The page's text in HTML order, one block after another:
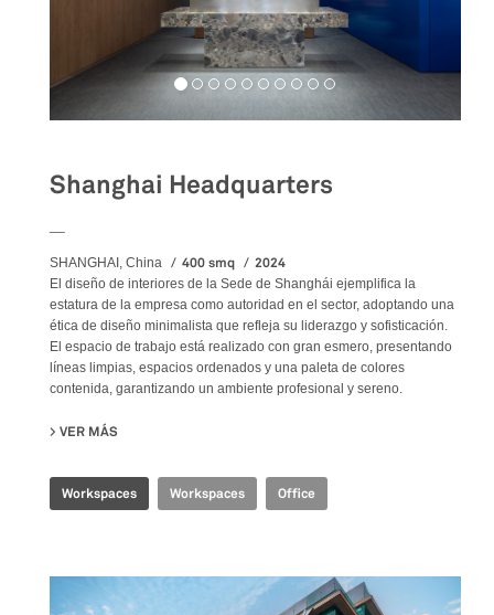
Shanghai Headquarters
SHANGHAI, China 400 smq 2024
El diseño de interiores de la Sede de Shanghái ejemplifica la
estatura de la empresa como autoridad en el sector, adoptando una
ética de diseño minimalista que refleja su liderazgo y sofisticación.
El espacio de trabajo está realizado con gran esmero, presentando
líneas limpias, espacios ordenados y una paleta de colores
contenida, garantizando un ambiente profesional y sereno.
VER MÁS
Workspaces Workspaces Office